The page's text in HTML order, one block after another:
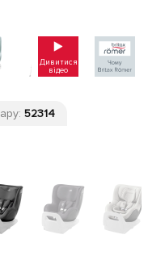
Дивитися
відео
52314